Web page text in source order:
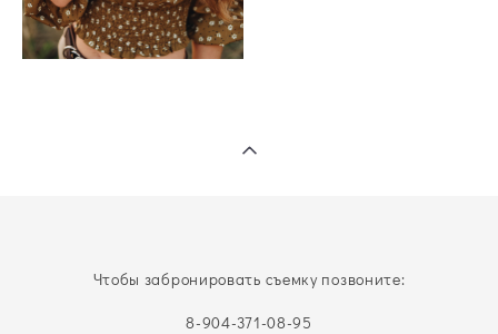
Чтобы забронировать съемку позвоните:
8-904-371-08-95